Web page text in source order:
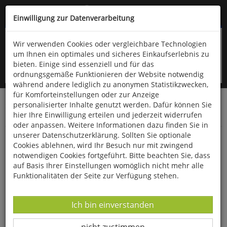
Kompletten Head der Seite überspringen
oder (06766) 9323-960
Startseite Bücher
Biologie allgemein
Ökologie & Naturschutz
Was, wenn wir einfach die Welt retten?
Einwilligung zur Datenverarbeitung
Wir verwenden Cookies oder vergleichbare Technologien
um Ihnen ein optimales und sicheres Einkaufserlebnis zu
bieten. Einige sind essenziell und für das
ordnungsgemäße Funktionieren der Website notwendig
während andere lediglich zu anonymen Statistikzwecken,
für Komforteinstellungen oder zur Anzeige
personalisierter Inhalte genutzt werden. Dafür können Sie
hier Ihre Einwilligung erteilen und jederzeit widerrufen
oder anpassen. Weitere Informationen dazu finden Sie in
unserer Datenschutzerklärung. Sollten Sie optionale
Cookies ablehnen, wird Ihr Besuch nur mit zwingend
notwendigen Cookies fortgeführt. Bitte beachten Sie, dass
auf Basis Ihrer Einstellungen womöglich nicht mehr alle
Funktionalitäten der Seite zur Verfügung stehen.
Datenverarbeitung -
Ich bin einverstanden